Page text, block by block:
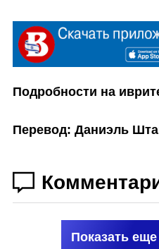
Подробности на
Перевод: Даниэль
Показать